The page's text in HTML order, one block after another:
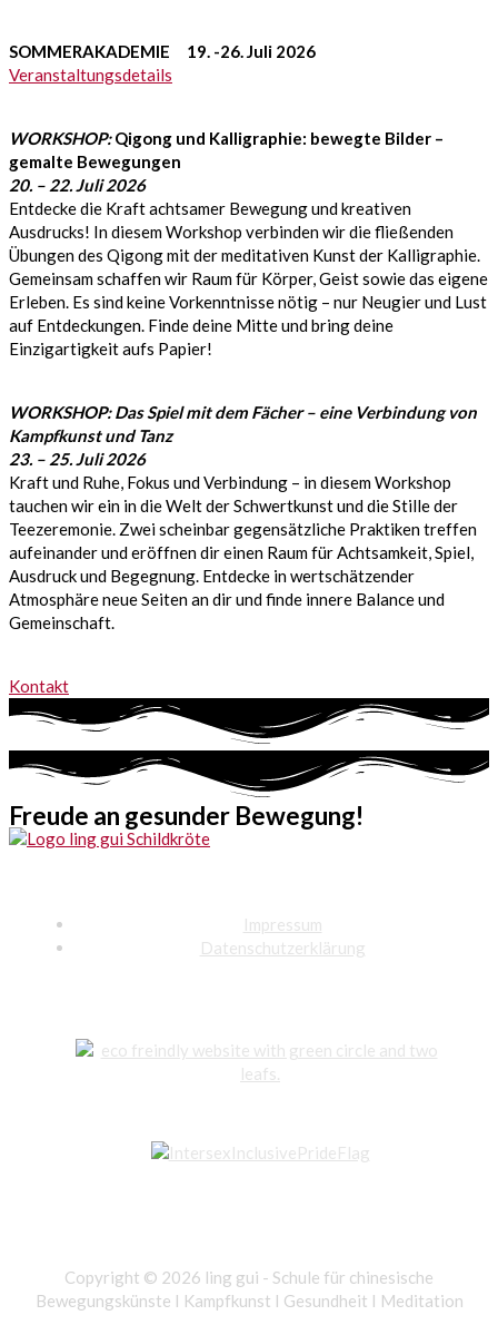
SOMMERAKADEMIE 19. -26. Juli 2026
Veranstaltungsdetails
WORKSHOP:Qigong und Kalligraphie: bewegte Bilder –
gemalte Bewegungen
20. – 22. Juli 2026
Entdecke die Kraft achtsamer Bewegung und kreativen
Ausdrucks! In diesem Workshop verbinden wir die fließenden
Übungen des Qigong mit der meditativen Kunst der Kalligraphie.
Gemeinsam schaffen wir Raum für Körper, Geist sowie das eigene
Erleben. Es sind keine Vorkenntnisse nötig – nur Neugier und Lust
auf Entdeckungen. Finde deine Mitte und bring deine
Einzigartigkeit aufs Papier!
WORKSHOP: Das Spiel mit dem Fächer – eine Verbindung von
Kampfkunst und Tanz
23. – 25. Juli 2026
Kraft und Ruhe, Fokus und Verbindung – in diesem Workshop
tauchen wir ein in die Welt der Schwertkunst und die Stille der
Teezeremonie. Zwei scheinbar gegensätzliche Praktiken treffen
aufeinander und eröffnen dir einen Raum für Achtsamkeit, Spiel,
Ausdruck und Begegnung. Entdecke in wertschätzender
Atmosphäre neue Seiten an dir und finde innere Balance und
Gemeinschaft.
Kontakt
Freude an gesunder Bewegung!
Impressum
Datenschutzerklärung
Copyright © 2026 ling gui - Schule für chinesische
Bewegungskünste I Kampfkunst I Gesundheit I Meditation